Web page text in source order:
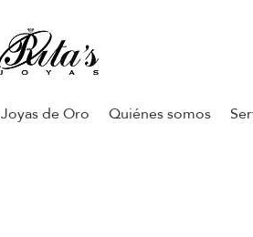
Joyas de Oro Quiénes somos